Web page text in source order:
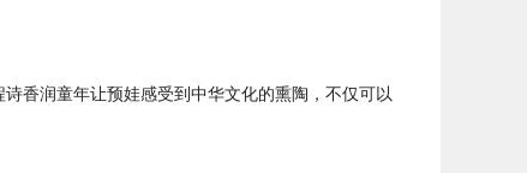
香润童年让预娃感受到中华文化的熏陶，不仅可以